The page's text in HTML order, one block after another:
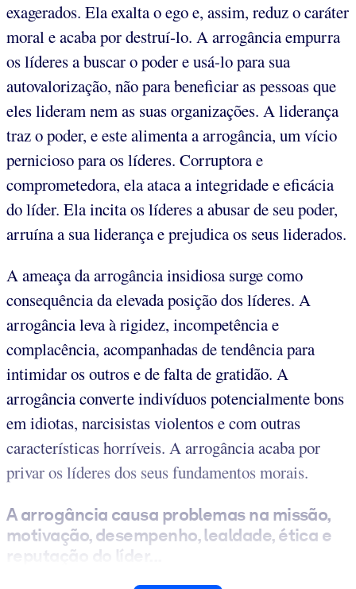
exagerados. Ela exalta o ego e, assim, reduz o caráter
moral e acaba por destruí-lo. A arrogância empurra
os líderes a buscar o poder e usá-lo para sua
autovalorização, não para beneficiar as pessoas que
eles lideram nem as suas organizações. A liderança
traz o poder, e este alimenta a arrogância, um vício
pernicioso para os líderes. Corruptora e
comprometedora, ela ataca a integridade e eficácia
do líder. Ela incita os líderes a abusar de seu poder,
arruína a sua liderança e prejudica os seus liderados.
A ameaça da arrogância insidiosa surge como
consequência da elevada posição dos líderes. A
arrogância leva à rigidez, incompetência e
complacência, acompanhadas de tendência para
intimidar os outros e de falta de gratidão. A
arrogância converte indivíduos potencialmente bons
em idiotas, narcisistas violentos e com outras
características horríveis. A arrogância acaba por
privar os líderes dos seus fundamentos morais.
A arrogância causa problemas na missão,
motivação, desempenho, lealdade, ética e
reputação do líder...